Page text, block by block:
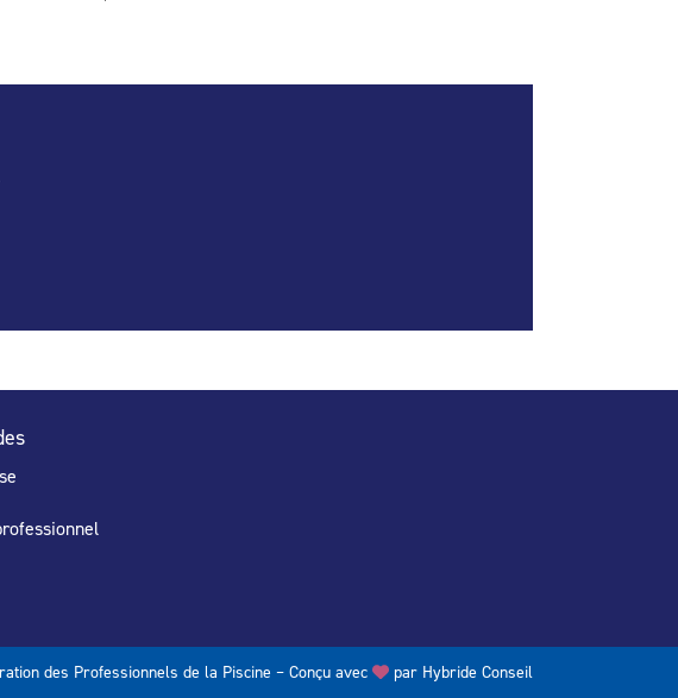
des Professionnels de la Piscine – Conçu avec par Hybride Conseil